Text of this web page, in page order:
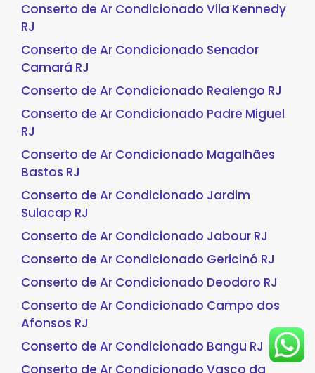
Conserto de Ar Condicionado Vila Kennedy
RJ
Conserto de Ar Condicionado Senador
Camará RJ
Conserto de Ar Condicionado Realengo RJ
Conserto de Ar Condicionado Padre Miguel
RJ
Conserto de Ar Condicionado Magalhães
Bastos RJ
Conserto de Ar Condicionado Jardim
Sulacap RJ
Conserto de Ar Condicionado Jabour RJ
Conserto de Ar Condicionado Gericinó RJ
Conserto de Ar Condicionado Deodoro RJ
Conserto de Ar Condicionado Campo dos
Afonsos RJ
Conserto de Ar Condicionado Bangu RJ
Conserto de Ar Condicionado Vasco da